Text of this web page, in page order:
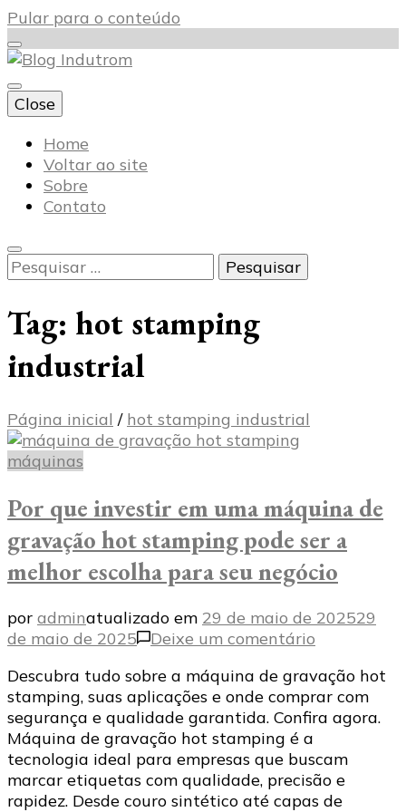
Pular para o conteúdo
Blog Indutrom
Close
Home
Voltar ao site
Sobre
Contato
Pesquisar
por:
Tag: hot stamping
industrial
Página inicial / hot stamping industrial
máquinas
Por que investir em uma máquina de
gravação hot stamping pode ser a
melhor escolha para seu negócio
por adminatualizado em 29 de maio de 202529
de maio de 2025
Deixe um comentário
que
investir
em
máquina
de
gravação
Descubra tudo sobre a máquina de gravação hot
stamping, suas aplicações e onde comprar com
segurança e qualidade garantida. Confira agora.
Máquina de gravação hot stamping é a
tecnologia ideal para empresas que buscam
marcar etiquetas com qualidade, precisão e
rapidez. Desde couro sintético até capas de